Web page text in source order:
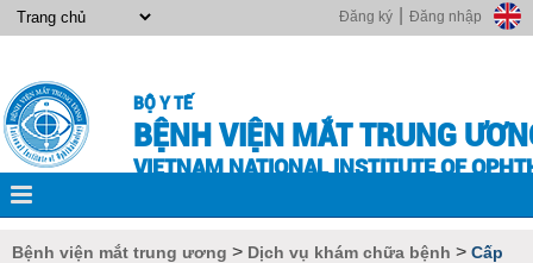
Đăng nhập
Đăng ký
BỘ Y TẾ
BỆNH VIỆN MẮT TRUNG
VIETNAM NATIONAL INSTITUTE OF
Bệnh viện mắt trung ương > Dịch vụ khám chữa bệnh > Cấp